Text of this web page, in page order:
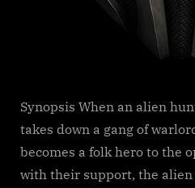
Synopsis When an alien
takes down a gang of
becomes a folk hero to the
with their support, the alien